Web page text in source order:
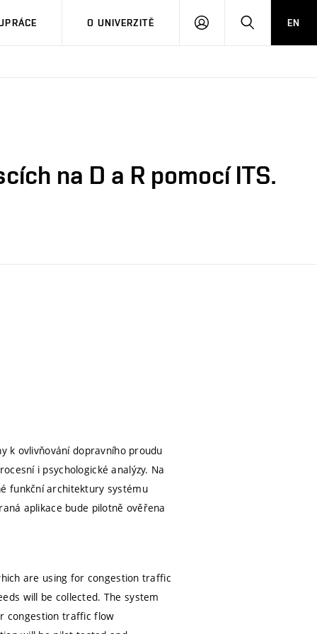
O UNIVERZITĚ
PŘIHLÁSIT HLEDATEN
na D a R pomocí ITS.
k ovlivňování dopravního proudu
i psychologické analýzy. Na
funkční architektury systému
aplikace bude pilotně ověřena
are using for congestion traffic
will be collected. The system
congestion traffic flow